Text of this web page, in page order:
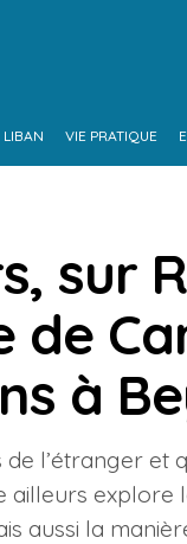
LIBAN VIE PRATIQUE
sur
à
l’étranger et
ailleurs
aussi la